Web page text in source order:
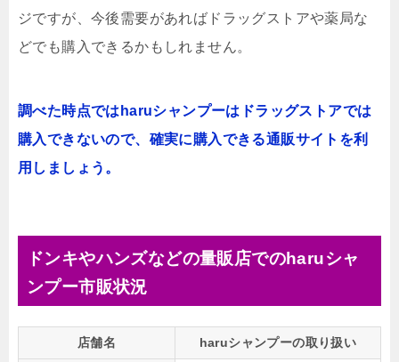
ジですが、今後需要があればドラッグストアや薬局な
どでも購入できるかもしれません。
調べた時点ではharuシャンプーはドラッグストアでは
購入できないので、確実に購入できる通販サイトを利
用しましょう。
ドンキやハンズなどの量販店でのharuシャ
ンプー市販状況
店舗名 haruシャンプーの取り扱い